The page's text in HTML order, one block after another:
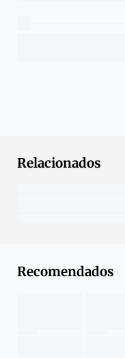
Relacionados
Recomendados